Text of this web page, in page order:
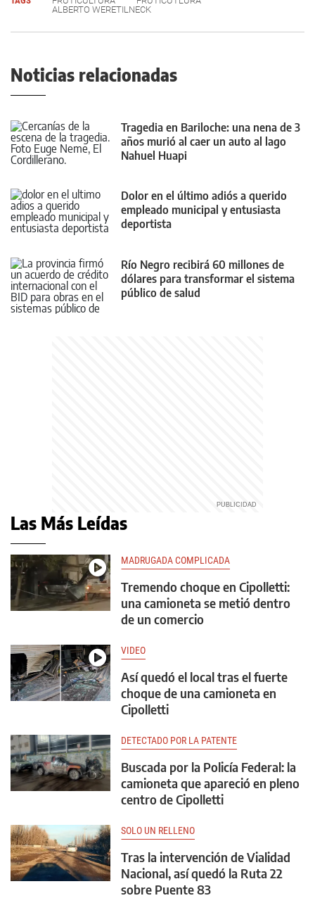
ALBERTO WERETILNECK
Noticias relacionadas
Tragedia en Bariloche: una nena de 3
años murió al caer un auto al lago
Nahuel Huapi
Dolor en el último adiós a querido
empleado municipal y entusiasta
deportista
Río Negro recibirá 60 millones de
dólares para transformar el sistema
público de salud
Las Más Leídas
MADRUGADA COMPLICADA
Tremendo choque en Cipolletti:
una camioneta se metió dentro
de un comercio
VIDEO
Así quedó el local tras el fuerte
choque de una camioneta en
Cipolletti
DETECTADO POR LA PATENTE
Buscada por la Policía Federal: la
camioneta que apareció en pleno
centro de Cipolletti
SOLO UN RELLENO
Tras la intervención de Vialidad
Nacional, así quedó la Ruta 22
sobre Puente 83